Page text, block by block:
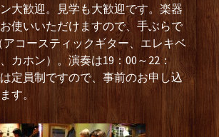
大歓迎。見学も大歓迎です。楽器
使いいただけますので、手ぶらで
アコースティックギター、エレキベ
カホン）。演奏は19：00～22：
定員制ですので、事前のお申し込
す。